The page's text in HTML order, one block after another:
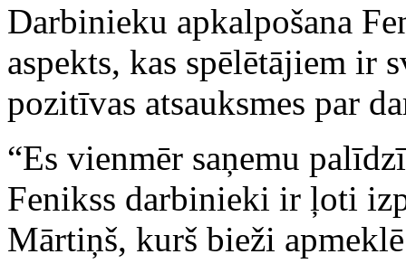
Darbinieku apkalpošana
aspekts, kas spēlētājiem ir
pozitīvas atsauksmes par
“Es vienmēr saņemu
Fenikss darbinieki ir ļoti
Mārtiņš, kurš bieži